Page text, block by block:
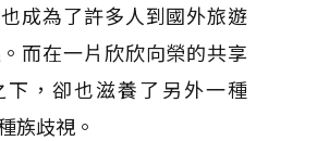
成為了許多人到國外旅遊
而在一片欣欣向榮的共享
下，卻也滋養了另外一種
族歧視。